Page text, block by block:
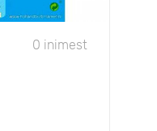
0 inimest